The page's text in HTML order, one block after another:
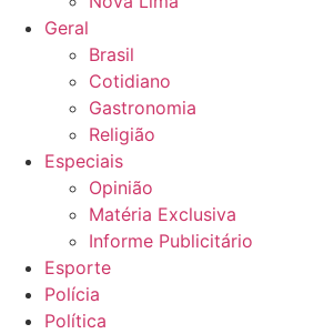
Geral
Brasil
Cotidiano
Gastronomia
Religião
Especiais
Opinião
Matéria Exclusiva
Informe Publicitário
Esporte
Polícia
Política